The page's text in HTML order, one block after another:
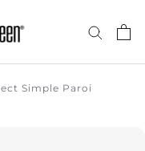
Simple Paroi